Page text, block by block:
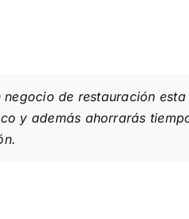
negocio de restauración
y además ahorrarás